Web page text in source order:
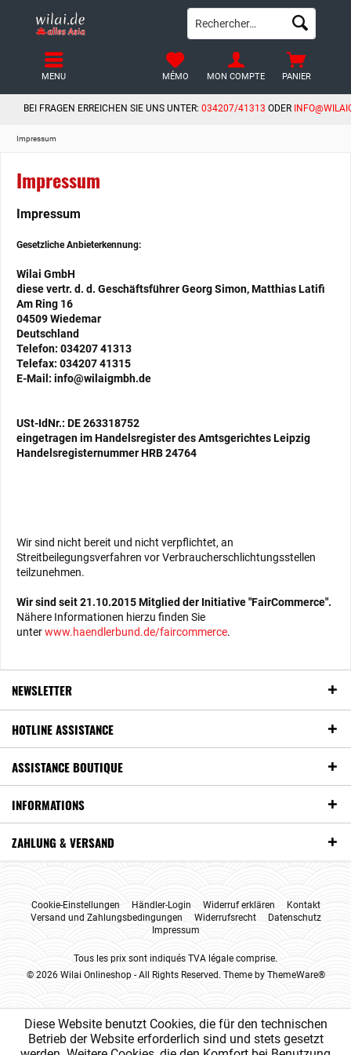
BEI FRAGEN ERREICHEN SIE UNS UNTER: 034207/41313 ODER
PANIER
MÉMO MON COMPTE
MENU
Impressum
Impressum
Impressum
Gesetzliche Anbieterkennung:
Wilai GmbH
diese vertr. d. d. Geschäftsführer Georg Simon, Matthias Latifi
Am Ring 16
04509 Wiedemar
Deutschland
Telefon: 034207 41313
Telefax: 034207 41315
E-Mail: info@wilaigmbh.de
USt-IdNr.: DE 263318752
eingetragen im Handelsregister des Amtsgerichtes Leipzig
Handelsregisternummer HRB 24764
Wir sind nicht bereit und nicht verpflichtet, an
Streitbeilegungsverfahren vor Verbraucherschlichtungsstellen
teilzunehmen.
Wir sind seit21.10.2015Mitglied der Initiative "FairCommerce".
Nähere Informationen hierzu finden Sie
unterwww.haendlerbund.de/faircommerce.
NEWSLETTER
HOTLINE ASSISTANCE
ASSISTANCE BOUTIQUE
INFORMATIONS
ZAHLUNG & VERSAND
Cookie-Einstellungen Händler-Login Widerruf erklären
Kontakt
Versand und Zahlungsbedingungen
Widerrufsrecht
Datenschutz
Impressum
Tous les prix sont indiqués TVA légale comprise.
© 2026 Wilai Onlineshop - All Rights Reserved. Theme by ThemeWare®
Diese Website benutzt Cookies, die für den technischen
Betrieb der Website erforderlich sind und stets gesetzt